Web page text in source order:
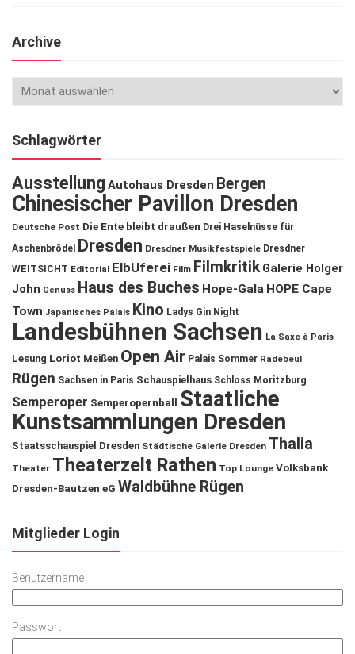
Archive
Schlagwörter
Ausstellung Autohaus Dresden Bergen
Chinesischer Pavillon Dresden
Deutsche Post Die Ente bleibt draußen Drei Haselnüsse für
Aschenbrödel
Dresden Dresdner Musikfestspiele Dresdner
WEITSICHT Editorial ElbUferei Film Filmkritik Galerie Holger
John Genuss Haus des Buches Hope-Gala HOPE Cape
Town Japanisches Palais Kino Ladys Gin Night
Landesbühnen Sachsen La Saxe à Paris
Lesung Loriot Meißen Open Air Palais Sommer Radebeul
Rügen Sachsen in Paris Schauspielhaus Schloss Moritzburg
Semperoper Semperopernball
Staatliche
Kunstsammlungen Dresden
Staatsschauspiel Dresden Städtische Galerie Dresden Thalia
Theater Theaterzelt Rathen Top Lounge Volksbank
Dresden-Bautzen eG Waldbühne Rügen
Mitglieder Login
Benutzername
Passwort